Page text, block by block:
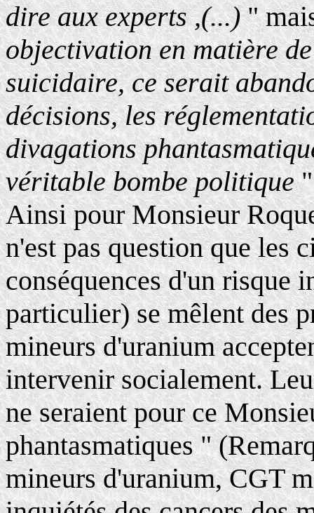
dire aux experts ,(...)"
objectivation en matière
suicidaire, ce serait
décisions, les
divagations
véritable bombe politique
Ainsi pour Monsieur
n'est pas question que les
conséquences d'un risque
particulier) se mêlent des
mineurs d'uranium
intervenir socialement.
ne seraient pour ce
phantasmatiques "
mineurs d'uranium, CGT